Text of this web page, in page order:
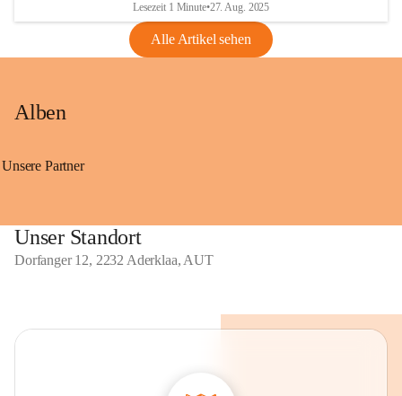
Lesezeit 1 Minute•27. Aug. 2025
Alle Artikel sehen
Alben
Unsere Partner
Unser Standort
Dorfanger 12, 2232 Aderklaa, AUT